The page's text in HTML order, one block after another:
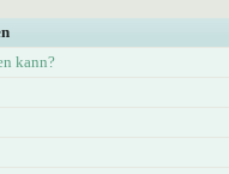
kann?